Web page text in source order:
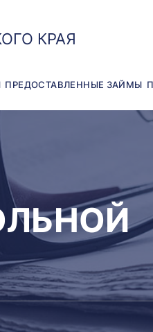
КРАЯ
ПРЕДОСТАВЛЕННЫЕ ЗАЙМЫ